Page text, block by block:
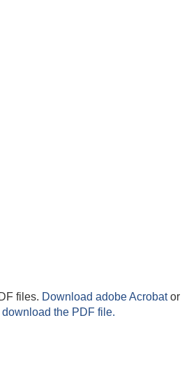
files. Download adobe Acrobator
the PDF file.